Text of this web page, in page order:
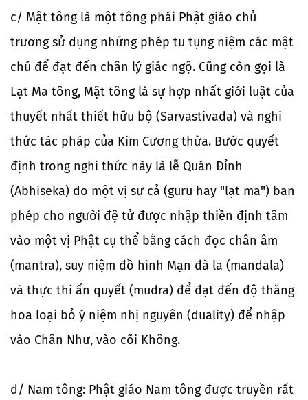
c/ Mật tông là một tông phái Phật giáo chủ
trương sử dụng những phép tu tụng niệm các mật
chú để đạt đến chân lý giác ngộ. Cũng còn gọi là
Lạt Ma tông, Mật tông là sự hợp nhất giới luật của
thuyết nhất thiết hữu bộ (Sarvastivada) và nghi
thức tác pháp của Kim Cương thừa. Bước quyết
định trong nghi thức này là lễ Quán Đỉnh
(Abhiseka) do một vị sư cả (guru hay "lạt ma") ban
phép cho người đệ tử được nhập thiền định tâm
vào một vị Phật cụ thể bằng cách đọc chân âm
(mantra), suy niệm đồ hình Mạn đà la (mandala)
và thực thi ấn quyết (mudra) để đạt đến độ thăng
hoa loại bỏ ý niệm nhị nguyên (duality) để nhập
vào Chân Như, vào cõi Không.
d/ Nam tông: Phật giáo Nam tông được truyền rất